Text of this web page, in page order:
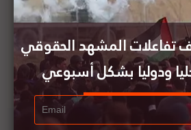
تفاعلات المشهد الحقوقي
ودوليا بشكل أسبوعي